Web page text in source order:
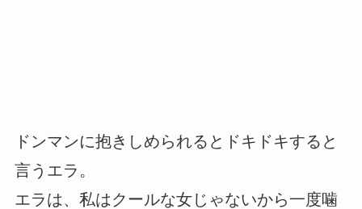
ドンマンに抱きしめられるとドキドキすると
言うエラ。
エラは、私はクールな女じゃないから一度噛